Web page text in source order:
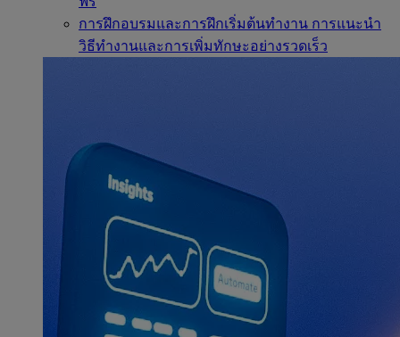
การฝึกอบรมและการฝึกเริ่มต้นทำงาน การแนะนำ
วิธีทำงานและการเพิ่มทักษะอย่างรวดเร็ว